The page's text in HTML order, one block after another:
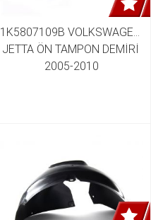
1K5807109B VOLKSWAGEN
JETTA ÖN TAMPON DEMİRİ
2005-2010